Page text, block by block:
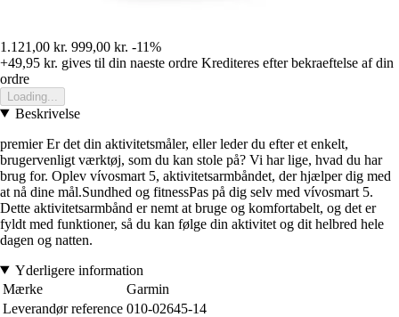
1.121,00 kr. 999,00 kr. -11%
+49,95 kr. gives til din naeste ordre Krediteres efter bekraeftelse af din
ordre
Loading...
Beskrivelse
premier Er det din aktivitetsmåler, eller leder du efter et enkelt,
brugervenligt værktøj, som du kan stole på? Vi har lige, hvad du har
brug for. Oplev vívosmart 5, aktivitetsarmbåndet, der hjælper dig med
at nå dine mål.Sundhed og fitnessPas på dig selv med vívosmart 5.
Dette aktivitetsarmbånd er nemt at bruge og komfortabelt, og det er
fyldt med funktioner, så du kan følge din aktivitet og dit helbred hele
dagen og natten.
Yderligere information
Mærke
Garmin
Leverandør reference 010-02645-14